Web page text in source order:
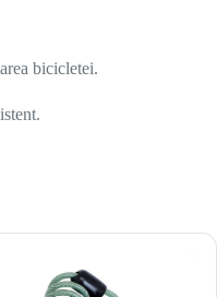
bicicletei.